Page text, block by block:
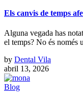
Els canvis de temps
Alguna vegada has
el temps? No és només
by Dental Vila
abril 13, 2026
Blog